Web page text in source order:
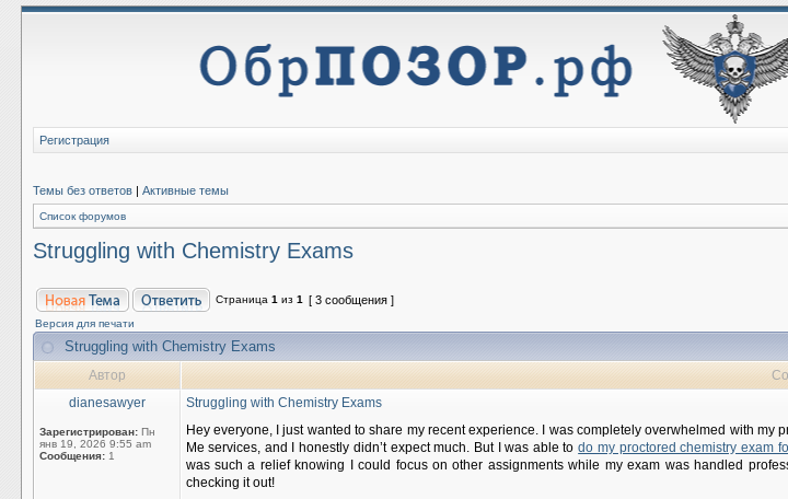
Регистрация
Темы без ответов| Активные темы
Список форумов
Struggling with Chemistry Exams
Страница 1 из 1 [ 3 сообщения ]
Версия для печати
Struggling with Chemistry Exams
Автор
dianesawyer
Зарегистрирован:Пн
янв 19, 2026 9:55 am
Сообщения:1
Struggling with Chemistry Exams
Hey everyone, I just wanted to share my recent experience. I was completely overwhelmed with
Me services, and I honestly didn’t expect much. But I was able todo my proctored chemistry exam
was such a relief knowing I could focus on other assignments while my exam was handled
checking it out!